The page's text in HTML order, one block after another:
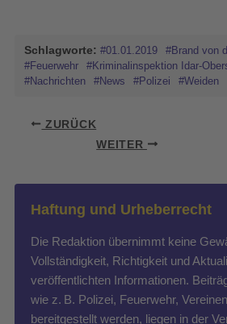
Schlagworte: #01.01.2019
#Brand von
#Feuerwehr
#Kriminalinspektion Idar-
#Nachrichten
#News #Polizei #Weiden
ZURÜCK
WEITER
Haftung und Urheberrecht
Die Redaktion übernimmt keine
Vollständigkeit, Richtigkeit und
veröffentlichten Informationen.
wie z. B. Polizei, Feuerwehr,
bereitgestellt werden, liegen in der